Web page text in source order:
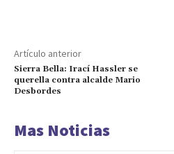
Artículo anterior
Sierra Bella: Irací Hassler se
querella contra alcalde Mario
Desbordes
Mas Noticias